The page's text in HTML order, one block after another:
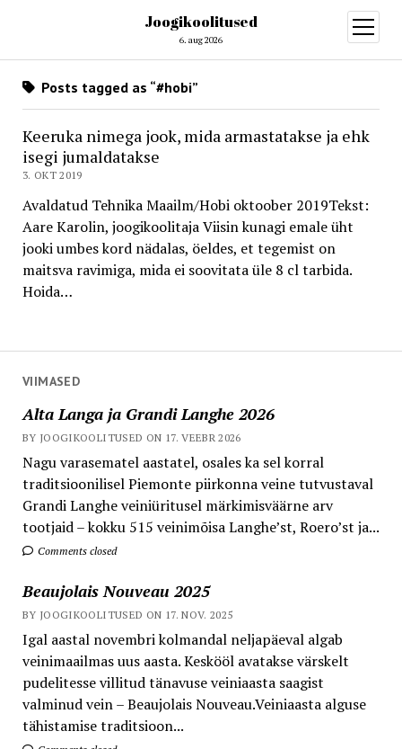
Joogikoolitused
6. aug 2026
open
menu
VIIMASED
Alta Langa ja Grandi Langhe 2026
BY JOOGIKOOLITUSED ON 17. VEEBR 2026
Nagu varasematel aastatel, osales ka sel korral
traditsioonilisel Piemonte piirkonna veine tutvustaval
Grandi Langhe veiniüritusel märkimisväärne arv
tootjaid – kokku 515 veinimõisa Langhe’st, Roero’st ja...
Comments closed
Beaujolais Nouveau 2025
BY JOOGIKOOLITUSED ON 17. NOV. 2025
Igal aastal novembri kolmandal neljapäeval algab
veinimaailmas uus aasta. Keskööl avatakse värskelt
pudelitesse villitud tänavuse veiniaasta saagist
valminud vein – Beaujolais Nouveau.Veiniaasta alguse
tähistamise traditsioon...
Posts tagged as “#hobi”
Keeruka nimega jook, mida armastatakse ja ehk
isegi jumaldatakse
3. OKT 2019
Avaldatud Tehnika Maailm/Hobi oktoober 2019Tekst:
Aare Karolin, joogikoolitaja Viisin kunagi emale üht
jooki umbes kord nädalas, öeldes, et tegemist on
maitsva ravimiga, mida ei soovitata üle 8 cl tarbida.
Hoida…